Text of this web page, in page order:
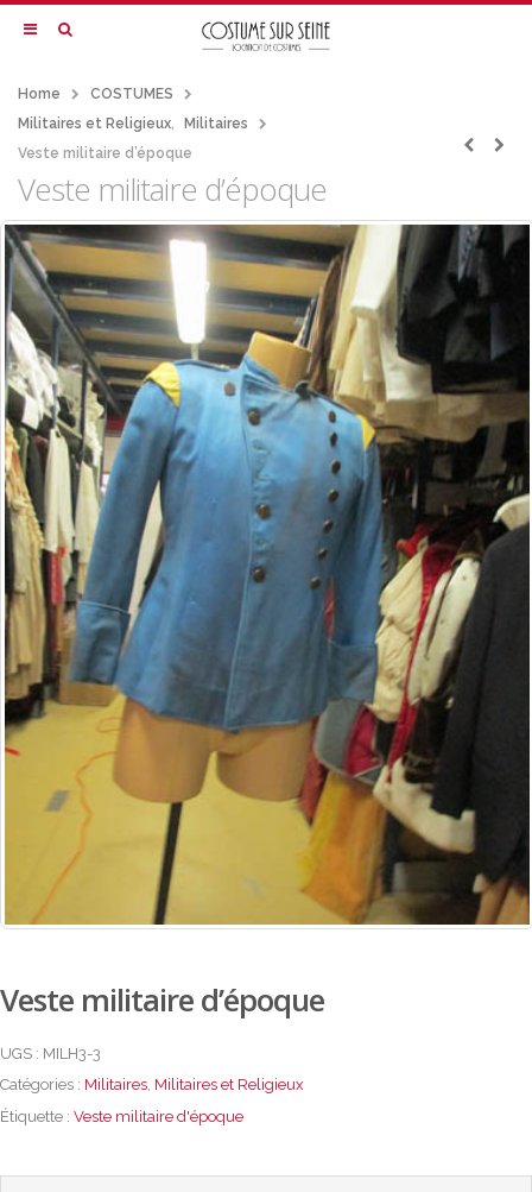
Home
COSTUMES
Militaires et Religieux,
Militaires
Veste militaire d’époque
Veste militaire d’époque
Veste militaire d’époque
UGS : MILH3-3
Catégories : Militaires, Militaires et Religieux
Étiquette : Veste militaire d'époque